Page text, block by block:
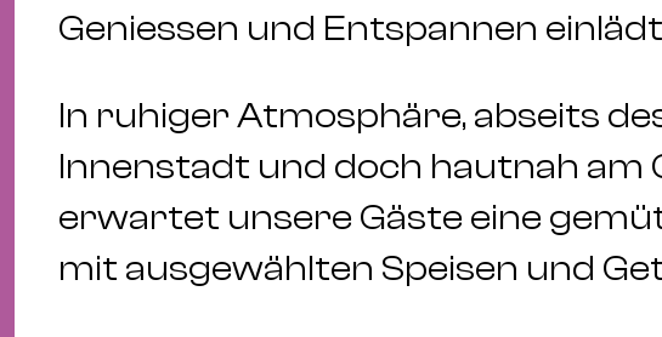
Geniessen und Entspannen
In ruhiger Atmosphäre, abseits
Innenstadt und doch hautnah am
erwartet unsere Gäste eine
mit ausgewählten Speisen und